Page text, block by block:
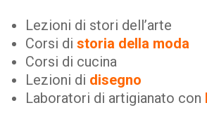
Lezioni di stori dell’arte
Corsi di storia della moda
Corsi di cucina
Lezioni di disegno
Laboratori di artigianato con